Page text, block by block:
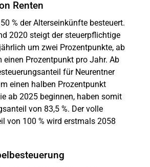
Renten
% der Alterseinkünfte besteuert.
2020 steigt der steuerpflichtige
um zwei Prozentpunkte, ab
einen Prozentpunkt pro Jahr. Ab
für Neurentner
einen halben Prozentpunkt
ab 2025 beginnen, haben somit
von 83,5 %. Der volle
von 100 % wird erstmals 2058